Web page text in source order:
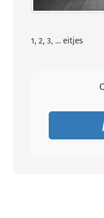
1, 2, 3, ... eitjes